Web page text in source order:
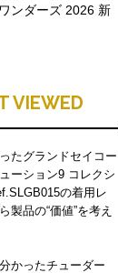
ンダーズ 2026 新
VIEWED
たグランドセイコー
ューション9 コレクシ
の着用レ
製品の“価値”を考え
かったチューダー